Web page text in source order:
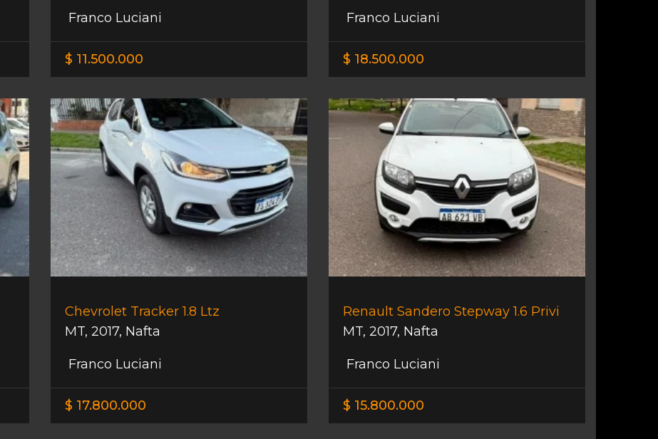
Franco Luciani
$ 11.500.000
Franco Luciani
$ 18.500.000
Chevrolet Tracker 1.8 Ltz
MT, 2017, Nafta
Franco Luciani
$ 17.800.000
Renault Sandero Stepway 1.6 Privi
MT, 2017, Nafta
Franco Luciani
$ 15.800.000